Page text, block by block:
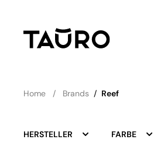
Home Brands / Reef
HERSTELLER FARBE